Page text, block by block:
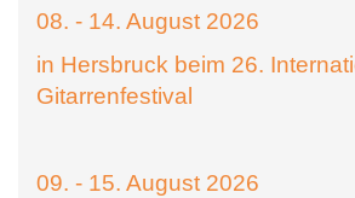
08. - 14. August 2026
in Hersbruck beim 26.
Gitarrenfestival
09. - 15. August 2026